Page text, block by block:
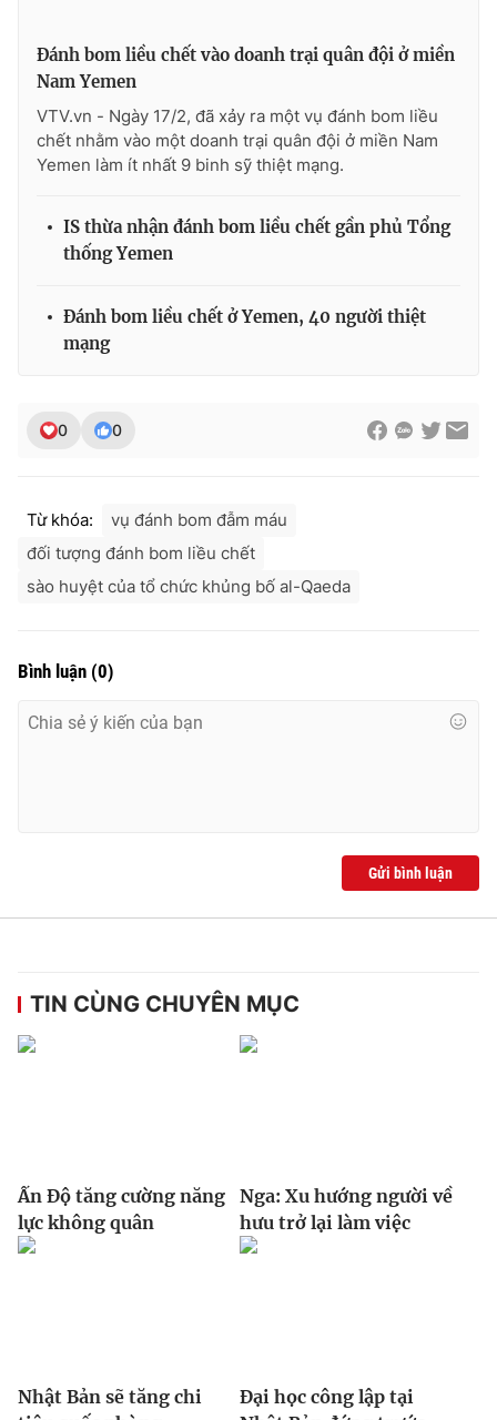
THỜI BÁO VTV
Theo dõi báo trên
Cơ quan báo chí: Thời báo VTV
Giấy phép hoạt động báo in và báo điện tử số 483/GP-BTTTT
Phó Tổng Biên tập:
Nguyễn Thị Mỹ Hạnh, Phạm Quốc Thắng,
Ðiện thoại Thời báo VTV:
024.66 897 897
® Cấm sao chép dưới mọi hình thức nếu không có sự chấp
Đánh bom liều chết vào doanh trại quân đội ở miền
Nam Yemen
VTV.vn - Ngày 17/2, đã xảy ra một vụ đánh bom liều
chết nhằm vào một doanh trại quân đội ở miền Nam
Yemen làm ít nhất 9 binh sỹ thiệt mạng.
IS thừa nhận đánh bom liều chết gần phủ Tổng
thống Yemen
Đánh bom liều chết ở Yemen, 40 người thiệt
mạng
0 0
Từ khóa:
vụ đánh bom đẫm máu
đối tượng đánh bom liều chết
sào huyệt của tổ chức khủng bố al-Qaeda
Bình luận (0)
Gửi bình luận
TIN CÙNG CHUYÊN MỤC
Ấn Độ tăng cường năng
lực không quân
Nga: Xu hướng người về
hưu trở lại làm việc
Nhật Bản sẽ tăng chi
Đại học công lập tại